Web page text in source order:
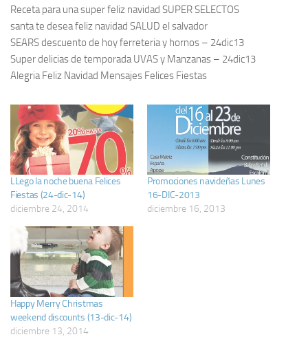
Receta para una super feliz navidad SUPER SELECTOS
santa te desea feliz navidad SALUD el salvador
SEARS descuento de hoy ferreteria y hornos – 24dic13
Super delicias de temporada UVAS y Manzanas – 24dic13
Alegria Feliz Navidad Mensajes Felices Fiestas
LLego la noche buena Felices
Fiestas (24-dic-14)
diciembre 24, 2014
Promociones navideñas Lunes
16-DIC-2013
diciembre 16, 2013
Happy Merry Christmas
weekend discounts (13-dic-14)
diciembre 13, 2014